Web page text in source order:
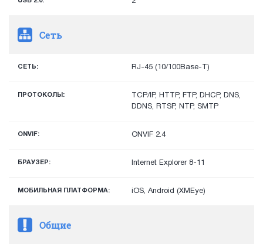
Сеть
СЕТЬ: RJ-45 (10/100Base-T)
ПРОТОКОЛЫ:
TCP/IP, HTTP, FTP, DHCP, DNS,
DDNS, RTSP, NTP, SMTP
ONVIF: ONVIF 2.4
БРАУЗЕР: Internet Explorer 8-11
МОБИЛЬНАЯ ПЛАТФОРМА: iOS, Android (XMEye)
Общие